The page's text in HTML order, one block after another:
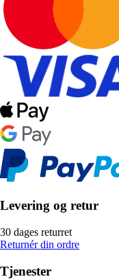
Levering og retur
30 dages returret
Returnér din ordre
Tjenester